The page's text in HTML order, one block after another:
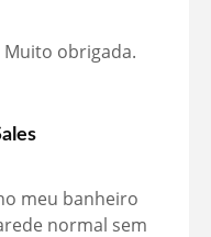
Muito obrigada.
meu banheiro
normal sem